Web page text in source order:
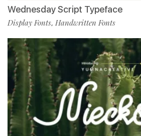
Wednesday Script Typeface
Display Fonts, Handwritten Fonts